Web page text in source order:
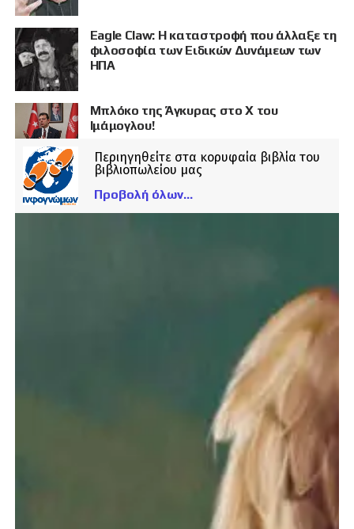
Eagle Claw: Η καταστροφή που άλλαξε τη
φιλοσοφία των Ειδικών Δυνάμεων των
ΗΠΑ
Μπλόκο της Άγκυρας στο X του
Ιμάμογλου!
Περιηγηθείτε στα κορυφαία βιβλία του
βιβλιοπωλείου μας
Προβολή όλων